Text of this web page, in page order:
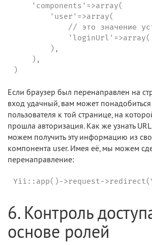
    'components'=>array(
        'user'=>array(
// это значение
        ),
    ),
)
Если браузер был перенаправлен на
вход удачный, вам может
пользователя к той странице, на
прошла авторизация. Как же узнать
можем получить эту информацию из
компонента user. Имея её, мы можем
перенаправление:
Yii::app()->request-
6. Контроль
основе ролей